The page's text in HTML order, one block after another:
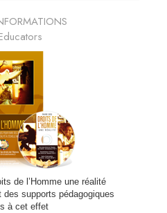
de l’Homme une réalité
supports pédagogiques
à cet effet